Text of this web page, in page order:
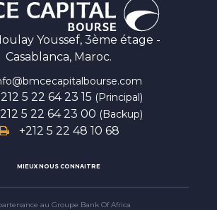
Youssef, 3ème étage -
Casablanca, Maroc.
5 22 64 23 15 (Principal)
5 22 64 23 00 (Backup)
+212 5 22 48 10 68
MIEUX NOUS CONNAITRE
au Groupe Bank Of Africa